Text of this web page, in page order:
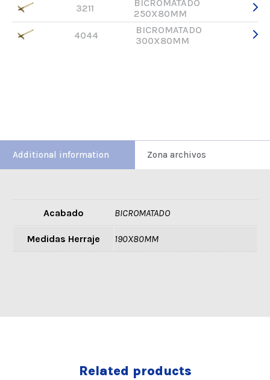
3211
BICROMATADO
250X80MM
4044
BICROMATADO
300X80MM
Additional information Zona archivos
Acabado BICROMATADO
Medidas Herraje 190X80MM
Related products